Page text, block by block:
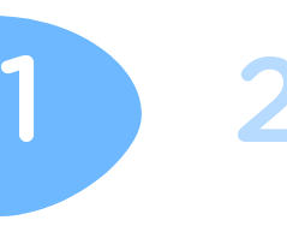
1